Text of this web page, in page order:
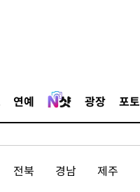
연예 광장 포토
전북 경남 제주